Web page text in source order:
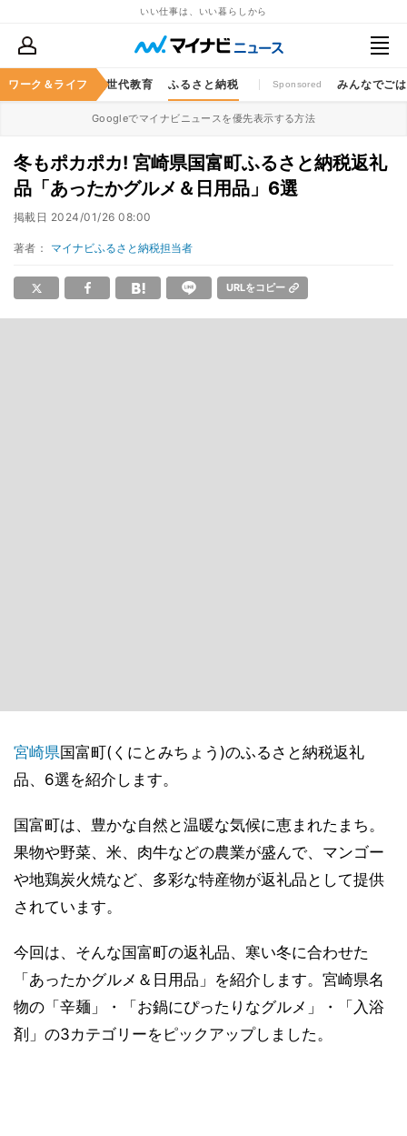
いい仕事は、いい暮らしから
ワーク＆ライフ
ャッシュレス 次世代教育 ふるさと納税 Sponsored みんなでご
Googleでマイナビニュースを優先表示する方法
冬もポカポカ! 宮崎県国富町ふるさと納税返礼
品「あったかグルメ＆日用品」6選
掲載日 2024/01/26 08:00
著者： マイナビふるさと納税担当者
URLをコピー
宮崎県国富町(くにとみちょう)のふるさと納税返礼
品、6選を紹介します。
国富町は、豊かな自然と温暖な気候に恵まれたまち。
果物や野菜、米、肉牛などの農業が盛んで、マンゴー
や地鶏炭火焼など、多彩な特産物が返礼品として提供
されています。
今回は、そんな国富町の返礼品、寒い冬に合わせた
「あったかグルメ＆日用品」を紹介します。宮崎県名
物の「辛麺」・「お鍋にぴったりなグルメ」・「入浴
剤」の3カテゴリーをピックアップしました。